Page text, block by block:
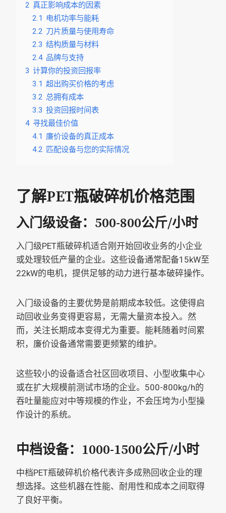
2 真正影响成本的因素
2.1
电机功率与能耗
2.2 刀片质量与使用寿命
2.3 结构质量与材料
2.4 品牌与支持
3 计算你的投资回报率
3.1 超出购买价格的考虑
3.2 总拥有成本
3.3 投资回报时间表
4 寻找最佳价值
4.1 廉价设备的真正成本
4.2 匹配设备与您的实际情况
了解PET瓶破碎机价格范围
入门级设备：500-800公斤/小时
入门级PET瓶破碎机适合刚开始回收业务的小企业
或处理较低产量的企业。这些设备通常配备15kW至
22kW的电机，提供足够的动力进行基本破碎操作。
入门级设备的主要优势是前期成本较低。这使得启
动回收业务变得更容易，无需大量资本投入。然
而，关注长期成本变得尤为重要。能耗随着时间累
积，廉价设备通常需要更频繁的维护。
这些较小的设备适合社区回收项目、小型收集中心
或在扩大规模前测试市场的企业。500-800kg/h的
吞吐量能应对中等规模的作业，不会压垮为小型操
作设计的系统。
中档设备：1000-1500公斤/小时
中档PET瓶破碎机价格代表许多成熟回收企业的理
想选择。这些机器在性能、耐用性和成本之间取得
了良好平衡。